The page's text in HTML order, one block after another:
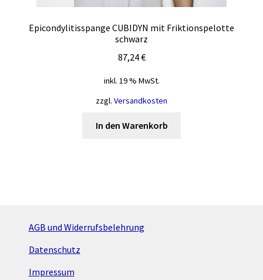
Epicondylitisspange CUBIDYN mit Friktionspelotte
schwarz
87,24€
inkl. 19 % MwSt.
zzgl. Versandkosten
In den Warenkorb
AGB und Widerrufsbelehrung
Datenschutz
Impressum